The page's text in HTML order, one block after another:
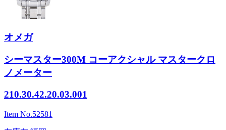
オメガ
シーマスター300M コーアクシャル マスタークロ
ノメーター
210.30.42.20.03.001
Item No.52581